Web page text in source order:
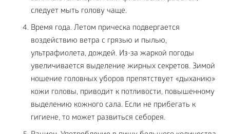
следует мыть голову чаще.
Время года. Летом прическа подвергается
воздействию ветра с грязью и пылью,
ультрафиолета, дождей. Из-за жаркой погоды
увеличивается выделение жирных секретов. Зимой
ношение головных уборов препятствует «дыханию»
кожи головы, приводит к потливости, повышенному
выделению кожного сала. Если не прибегать к
гигиене, то может развиться себорея.